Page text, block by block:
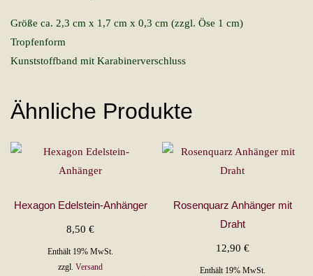
Größe ca. 2,3 cm x 1,7 cm x 0,3 cm (zzgl. Öse 1 cm)
Tropfenform
Kunststoffband mit Karabinerverschluss
Ähnliche Produkte
Hexagon Edelstein-Anhänger
8,50€
Enthält 19% MwSt.
zzgl.Versand
Rosenquarz Anhänger mit
Draht
12,90 €
Enthält 19% MwSt.